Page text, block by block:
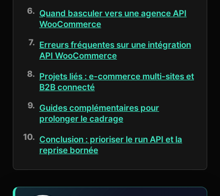
Quand basculer vers une agence API
WooCommerce
Erreurs fréquentes sur une intégration
API WooCommerce
Projets liés : e-commerce multi-sites et
B2B connecté
Guides complémentaires pour
prolonger le cadrage
Conclusion : prioriser le run API et la
reprise bornée